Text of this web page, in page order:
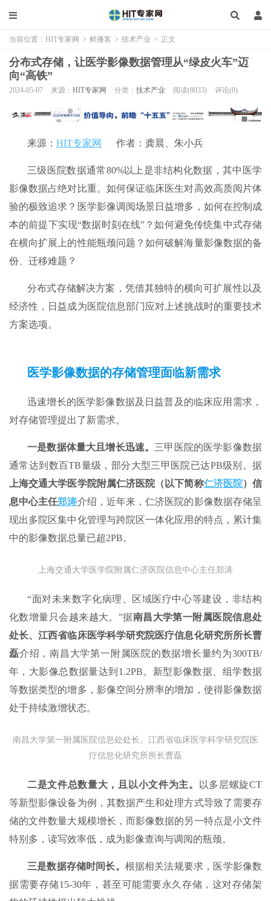
当前位置： HIT专家网 > 鲜播客 > 技术产业 > 正文
分布式存储，让医学影像数据管理从“绿皮火车”迈
向“高铁”
2024-05-07 来源： HIT专家网 分类： 技术产业 阅读(8033) 评论(0)
来源： HIT专家网 作者：龚晨、朱小兵
三级医院数据通常80%以上是非结构化数据，其中医学
影像数据占绝对比重。如何保证临床医生对高效高质阅片体
验的极致追求？医学影像调阅场景日益增多，如何在控制成
本的前提下实现“数据时刻在线”？如何避免传统集中式存储
在横向扩展上的性能瓶颈问题？如何破解海量影像数据的备
份、迁移难题？
分布式存储解决方案，凭借其独特的横向可扩展性以及
经济性，日益成为医院信息部门应对上述挑战时的重要技术
方案选项。
医学影像数据的存储管理面临新需求
迅速增长的医学影像数据及日益普及的临床应用需求，
对存储管理提出了新需求。
一是数据体量大且增长迅速。三甲医院的医学影像数据
通常达到数百TB量级，部分大型三甲医院已达PB级别。据
上海交通大学医学院附属仁济医院（以下简称仁济医院）信
息中心主任郑涛介绍，近年来，仁济医院的影像数据存储呈
现出多院区集中化管理与跨院区一体化应用的特点，累计集
中的影像数据总量已超2PB。
上海交通大学医学院附属仁济医院信息中心主任郑涛
“面对未来数字化病理、区域医疗中心等建设，非结构
化数增量只会越来越大。”据南昌大学第一附属医院信息处
处长、江西省临床医学科学研究院医疗信息化研究所所长曹
磊介绍，南昌大学第一附属医院的数据增长量约为300TB/
年，大影像总数据量达到1.2PB。新型影像数据、组学数据
等数据类型的增多，影像空间分辨率的增加，使得影像数据
处于持续激增状态。
南昌大学第一附属医院信息处处长、江西省临床医学科学研究院医
疗信息化研究所所长曹磊
二是文件总数量大 ，且以小文件为主。
以多层螺旋CT
等新型影像设备为例，其数据产生和处理方式导致了需要存
储的文件数量大规模增长，而影像数据的另一特点是小文件
特别多，读写效率低，成为影像查询与调阅的瓶颈。
三是数据存储时间长。 根据相关法规要求，医学影像数
据需要存储15-30年，甚至可能需要永久存储，这对存储架